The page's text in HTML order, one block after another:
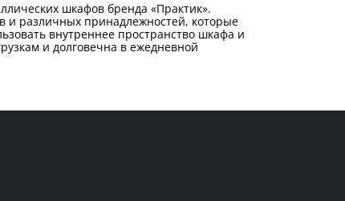
шкафов бренда «Практик».
и различных принадлежностей, которые
внутреннее пространство шкафа и
и долговечна в ежедневной